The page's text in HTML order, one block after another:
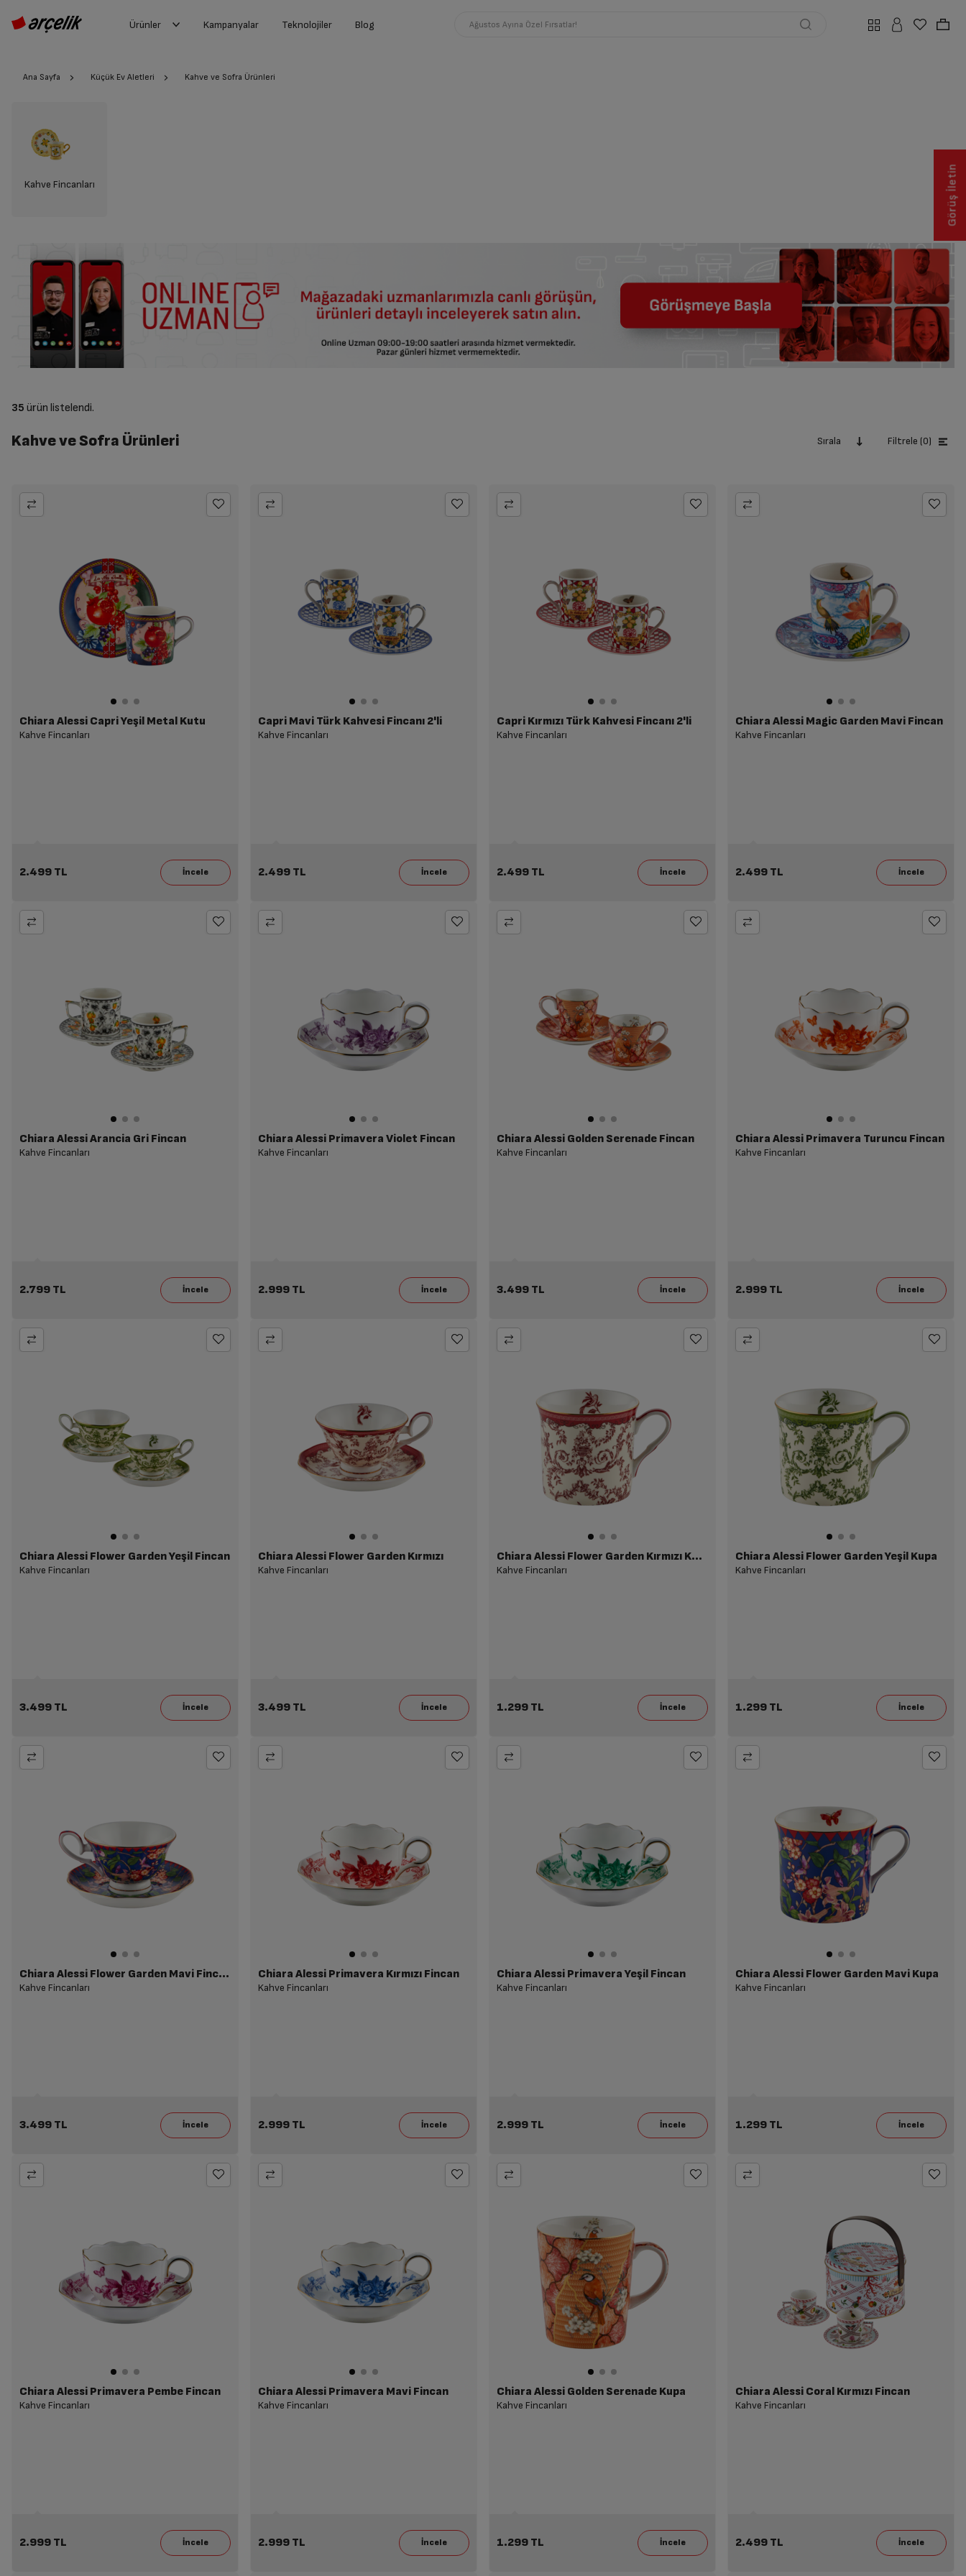
Ürünler Kampanyalar Teknolojiler Blog Ağustos Ayına Özel Fırsatlar!
Ana Sayfa Küçük Ev Aletleri Kahve ve Sofra Ürünleri
Kahve Fincanları
35 ürün listelendi.
Kahve ve Sofra Ürünleri Sırala Filtrele (0)
Chiara Alessi Capri Yeşil Metal Kutu
Kahve Fincanları
2.499 TL
Capri Mavi Türk Kahvesi Fincanı 2'li
Kahve Fincanları
2.499 TL
Capri Kırmızı Türk Kahvesi Fincanı 2'li
Kahve Fincanları
2.499 TL
Chiara Alessi Magic Garden Mavi Fincan
Kahve Fincanları
2.499 TL
Chiara Alessi Arancia Gri Fincan
Kahve Fincanları
2.799 TL
Chiara Alessi Primavera Violet Fincan
Kahve Fincanları
2.999 TL
Chiara Alessi Golden Serenade Fincan
Kahve Fincanları
3.499 TL
Chiara Alessi Primavera Turuncu Fincan
Kahve Fincanları
2.999 TL
Chiara Alessi Flower Garden Yeşil Fincan
Kahve Fincanları
3.499 TL
Chiara Alessi Flower Garden Kırmızı
Kahve Fincanları
3.499 TL
Chiara Alessi Flower Garden Kırmızı Kupa
Kahve Fincanları
1.299 TL
Chiara Alessi Flower Garden Yeşil Kupa
Kahve Fincanları
1.299 TL
Chiara Alessi Flower Garden Mavi Fincan
Kahve Fincanları
3.499 TL
Chiara Alessi Primavera Kırmızı Fincan
Kahve Fincanları
2.999 TL
Chiara Alessi Primavera Yeşil Fincan
Kahve Fincanları
2.999 TL
Chiara Alessi Flower Garden Mavi Kupa
Kahve Fincanları
1.299 TL
Chiara Alessi Primavera Pembe Fincan
Kahve Fincanları
2.999 TL
Chiara Alessi Primavera Mavi Fincan
Kahve Fincanları
2.999 TL
Chiara Alessi Golden Serenade Kupa
Kahve Fincanları
1.299 TL
Chiara Alessi Coral Kırmızı Fincan
Kahve Fincanları
2.499 TL
Görüş İletin